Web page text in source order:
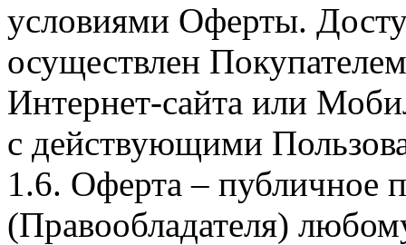
условиями Оферты.
осуществлен
Интернет-сайта или
с действующими
1.6. Оферта – публичное
(Правообладателя)